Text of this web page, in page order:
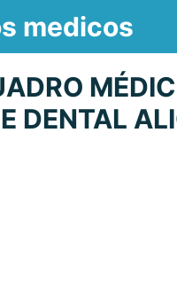
medicos
DENTAL